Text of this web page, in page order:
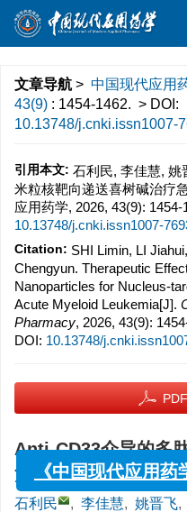
文章导航 > 中国现代应用
43(9) : 1454-1462. > DOI:
10.13748/j.cnki.issn1007-
引用本文: 石利民, 李佳慧, 姚
米粒核靶向递送喜树碱治疗
应用药学, 2026, 43(9): 1454-
10.13748/j.cnki.issn1007-
Citation: SHI Limin, LI
Chengyun. Therapeutic
Nanoparticles for Nucleus-
Acute Myeloid Leukemia[J].
Pharmacy, 2026, 43(9):
DOI: 10.13748/
Anti-CD33介导的多
治疗急性髓系白血病
石利民 , 李佳慧, 姚晋飞,
《中国现代应用药